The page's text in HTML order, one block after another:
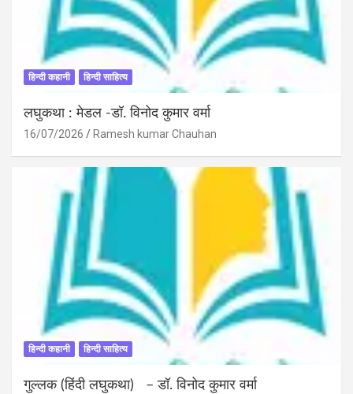
हिन्दी कहानी हिन्दी साहित्य
लघुकथा : मेडल -डॉ. विनोद कुमार वर्मा
16/07/2026 Ramesh kumar Chauhan
हिन्दी कहानी हिन्दी साहित्य
गुल्लक (हिंदी लघुकथा) – डॉ. विनोद कुमार वर्मा